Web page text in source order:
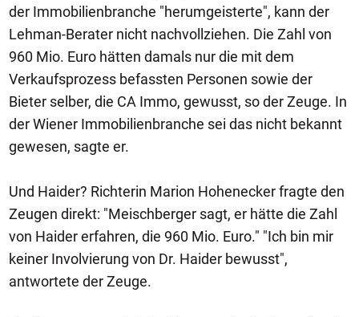
der Immobilienbranche "herumgeisterte", kann der
Lehman-Berater nicht nachvollziehen. Die Zahl von
960 Mio. Euro hätten damals nur die mit dem
Verkaufsprozess befassten Personen sowie der
Bieter selber, die CA Immo, gewusst, so der Zeuge. In
der Wiener Immobilienbranche sei das nicht bekannt
gewesen, sagte er.
Und Haider? Richterin Marion Hohenecker fragte den
Zeugen direkt: "Meischberger sagt, er hätte die Zahl
von Haider erfahren, die 960 Mio. Euro." "Ich bin mir
keiner Involvierung von Dr. Haider bewusst",
antwortete der Zeuge.